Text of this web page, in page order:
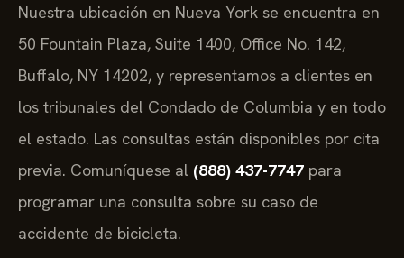
Nuestra ubicación en Nueva York se encuentra en
50 Fountain Plaza, Suite 1400, Office No. 142,
Buffalo, NY 14202, y representamos a clientes en
los tribunales del Condado de Columbia y en todo
el estado. Las consultas están disponibles por cita
previa. Comuníquese al (888) 437-7747 para
programar una consulta sobre su caso de
accidente de bicicleta.